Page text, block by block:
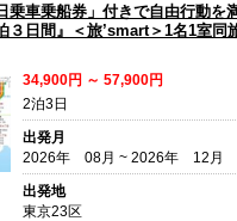
乗車乗船券」付きで自由行動
３日間』＜旅’smart＞1名1室同
34,900円 ～ 57,900円
2泊3日
出発月
2026年 08月 ~ 2026年 12月
出発地
東京23区